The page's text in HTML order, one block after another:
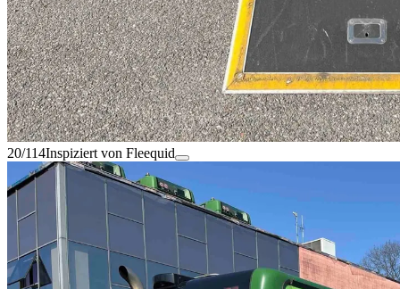
20/114Inspiziert von Fleequid